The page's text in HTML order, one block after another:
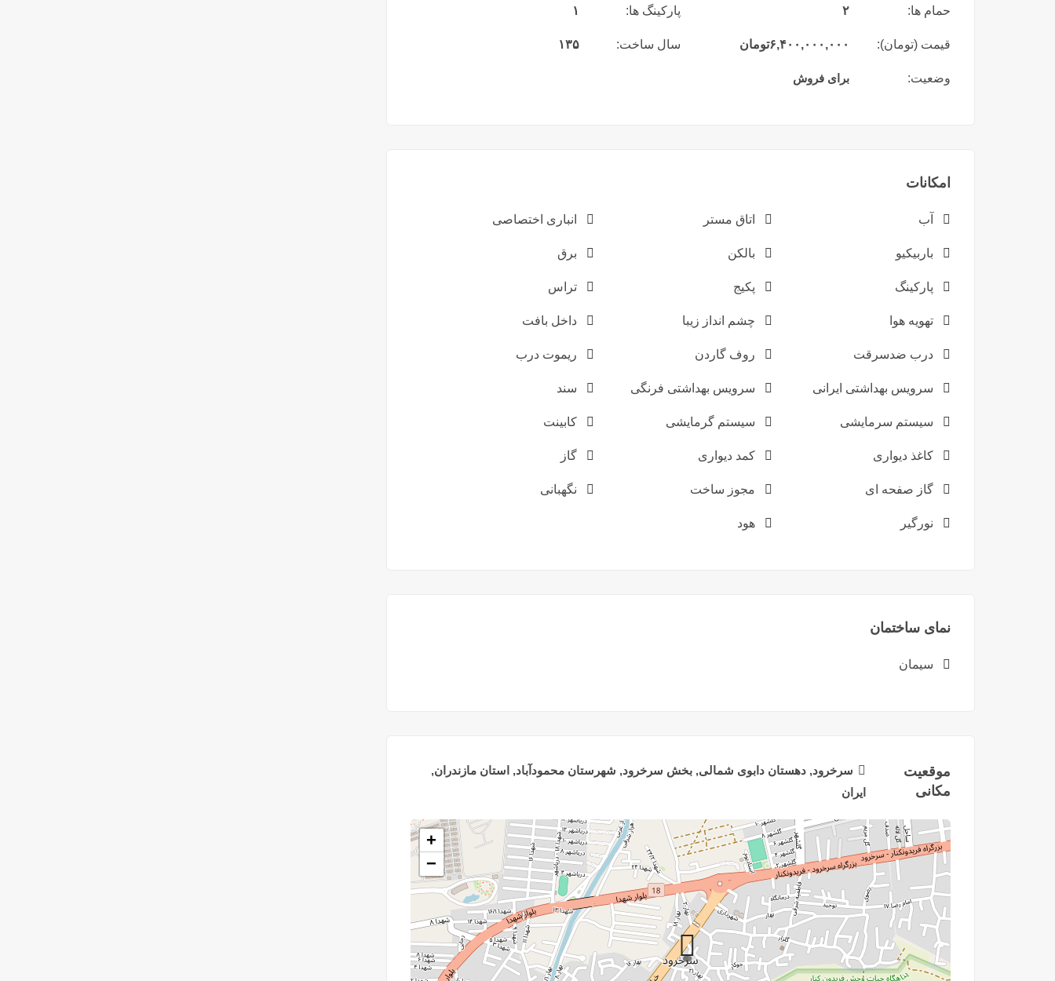
حمام ها: ۲ پارکینگ ها: ۱
قیمت (تومان): ۶,۴۰۰,۰۰۰,۰۰۰تومان سال ساخت: ۱۳۵
وضعیت: برای فروش
امکانات
آب اتاق مستر انباری اختصاصی
باربیکیو بالکن برق
پارکینگ پکیج تراس
تهویه هوا چشم انداز زیبا داخل بافت
درب ضدسرقت روف گاردن ریموت درب
سرویس بهداشتی ایرانی سرویس بهداشتی فرنگی سند
سیستم سرمایشی سیستم گرمایشی کابینت
کاغذ دیواری کمد دیواری گاز
گاز صفحه ای مجوز ساخت نگهبانی
نورگیر هود
نمای ساختمان
سیمان
موقعیت
مکانی
سرخرود, دهستان دابوی شمالی, بخش سرخرود, شهرستان محمودآباد, استان مازندران,
ایران
+
−